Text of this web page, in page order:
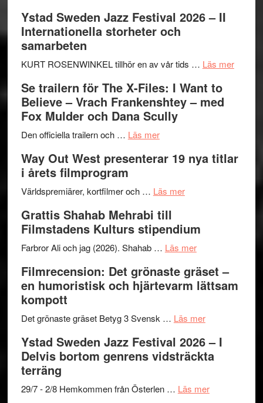
Håkan
Huskvarna
Park
–
kväll
Ystad Sweden Jazz Festival 2026 – II
Internationella storheter och
samarbeten
KURT ROSENWINKEL tillhör en av vår tids … Läs merom
II
Se trailern för The X-Files: I Want to
Believe – Vrach Frankenshtey – med
Fox Mulder och Dana Scully
Den officiella trailern och … Läs merom
trailern
The
Files:
I
Want
Believe
–
Frankenshtey
med
Fox
och
Way Out West presenterar 19 nya titlar
i årets filmprogram
Världspremiärer, kortfilmer och … Läs merom
West
presenterar
nya
titlar
årets
Grattis Shahab Mehrabi till
Filmstadens Kulturs stipendium
Farbror Ali och jag (2026). Shahab … Läs merom
Shahab
Mehrabi
Filmstadens
stipendium
Filmrecension: Det grönaste gräset –
en humoristisk och hjärtevarm lättsam
kompott
Det grönaste gräset Betyg 3 Svensk … Läs merom
Det
grönaste
–
Ystad Sweden Jazz Festival 2026 – I
Delvis bortom genrens vidsträckta
terräng
29/7 - 2/8 Hemkommen från Österlen … Läs merom